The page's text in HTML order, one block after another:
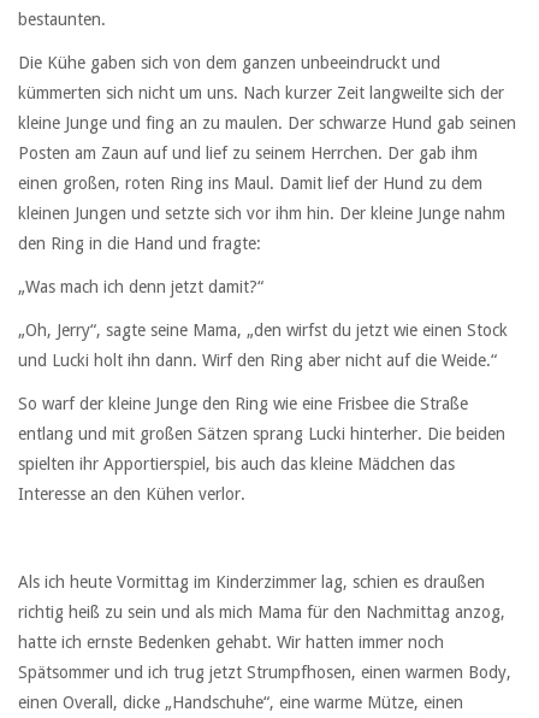
bestaunten.
Die Kühe gaben sich von dem ganzen unbeeindruckt und
kümmerten sich nicht um uns. Nach kurzer Zeit langweilte sich der
kleine Junge und fing an zu maulen. Der schwarze Hund gab seinen
Posten am Zaun auf und lief zu seinem Herrchen. Der gab ihm
einen großen, roten Ring ins Maul. Damit lief der Hund zu dem
kleinen Jungen und setzte sich vor ihm hin. Der kleine Junge nahm
den Ring in die Hand und fragte:
„Was mach ich denn jetzt damit?“
„Oh, Jerry“, sagte seine Mama, „den wirfst du jetzt wie einen Stock
und Lucki holt ihn dann. Wirf den Ring aber nicht auf die Weide.“
So warf der kleine Junge den Ring wie eine Frisbee die Straße
entlang und mit großen Sätzen sprang Lucki hinterher. Die beiden
spielten ihr Apportierspiel, bis auch das kleine Mädchen das
Interesse an den Kühen verlor.
Als ich heute Vormittag im Kinderzimmer lag, schien es draußen
richtig heiß zu sein und als mich Mama für den Nachmittag anzog,
hatte ich ernste Bedenken gehabt. Wir hatten immer noch
Spätsommer und ich trug jetzt Strumpfhosen, einen warmen Body,
einen Overall, dicke „Handschuhe“, eine warme Mütze, einen